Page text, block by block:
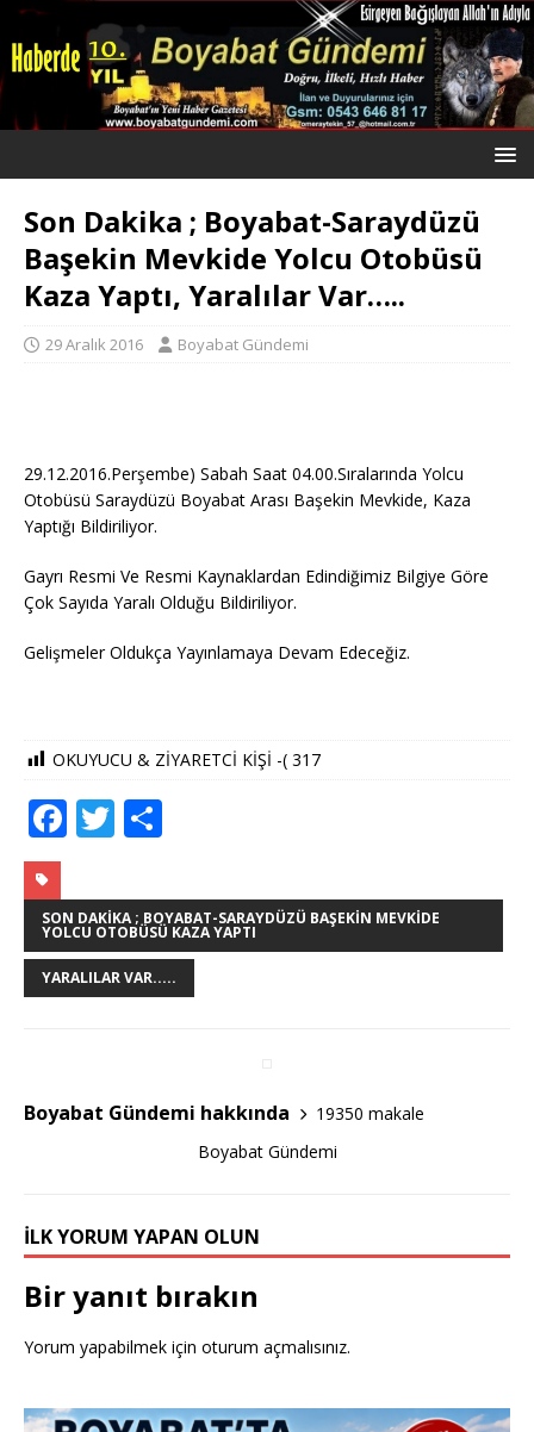
Son Dakika ; Boyabat-Saraydüzü
Başekin Mevkide Yolcu Otobüsü
Kaza Yaptı, Yaralılar Var…..
29 Aralık 2016 Boyabat Gündemi
29.12.2016.Perşembe) Sabah Saat 04.00.Sıralarında Yolcu
Otobüsü Saraydüzü Boyabat Arası Başekin Mevkide, Kaza
Yaptığı Bildiriliyor.
Gayrı Resmi Ve Resmi Kaynaklardan Edindiğimiz Bilgiye Göre
Çok Sayıda Yaralı Olduğu Bildiriliyor.
Gelişmeler Oldukça Yayınlamaya Devam Edeceğiz.
OKUYUCU & ZİYARETCİ KİŞİ -( 317
F
c
e
b
o
T
it
te
r
ar
e
SON DAKIKA ; BOYABAT-SARAYDÜZÜ BAŞEKIN MEVKIDE
YOLCU OTOBÜSÜ KAZA YAPTI
YARALILAR VAR.....
Boyabat Gündemi hakkında
19350 makale
Boyabat Gündemi
İLK YORUM YAPAN OLUN
Bir yanıt bırakın
Yorum yapabilmek için oturum açmalısınız.